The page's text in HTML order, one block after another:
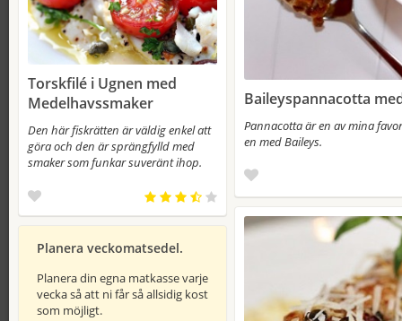
Torskfilé i Ugnen med
Medelhavssmaker
Den här fiskrätten är väldig enkel att
göra och den är sprängfylld med
smaker som funkar suveränt ihop.
Planera veckomatsedel.
Planera din egna matkasse varje
vecka så att ni får så allsidig kost
som möjligt.
Baileyspannacotta
Pannacotta är en av mina
en med Baileys.